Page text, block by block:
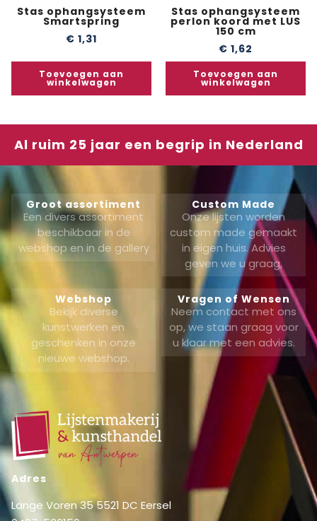
Stas ophangsysteem
Smartspring
€ 1,31
Toevoegen aan
winkelwagen
Stas ophangsysteem
perlon koord met LUS
150 cm
€ 1,62
Toevoegen aan
winkelwagen
Al ruim 25 jaar een begrip in Nederland
Groot assortiment
Een divers assortiment
beschikbaar in de
webshop en in de gallery
Custom Made
Onze lijsten worden
custom made gemaakt
in eigen huis. Advies
geven we u graag,
Webshop
Bekijk diverse
kunstwerken en
geschenken in onze
nieuwe webshop.
Vragen of Wensen
Neem contact met ons
op, we staan graag voor
u klaar met een advies.
Adres
Lange Voren 35 5521 DC Eersel